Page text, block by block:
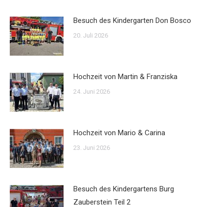
Besuch des Kindergarten Don Bosco
20. Juli 2026
Hochzeit von Martin & Franziska
24. Juni 2026
Hochzeit von Mario & Carina
23. Juni 2026
Besuch des Kindergartens Burg
Zauberstein Teil 2